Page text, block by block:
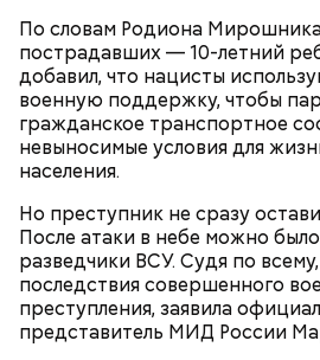
По словам Родиона
пострадавших — 10-летний
добавил, что нацисты
военную поддержку, чтобы
гражданское транспортное
невыносимые условия для
населения.
Но преступник не сразу
После атаки в небе можно
разведчики ВСУ. Судя по
последствия совершенного
преступления, заявила
представитель МИД России
День малины со сливками
честь вкусового сочетания
В этот праздник люди едят не
сливками, но и другие десерты
или сделать самостоятельно
родными и близкими.
— Кабачки нужно натереть
(это можно сделать на
похожими на спагетти, и
Дальше нужно добавить
масла, соль, а сверху бросить
порезанную брынзу. Затем
черри или грунтовые, —